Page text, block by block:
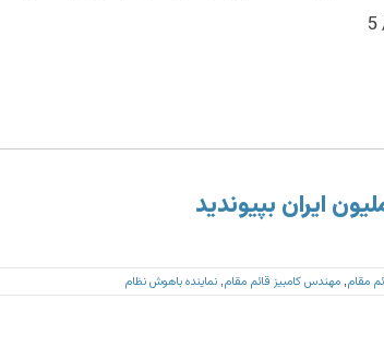
ایران بپیوندید
مقام مهندس کامبیز قائم مقام نماینده باهوش نظام